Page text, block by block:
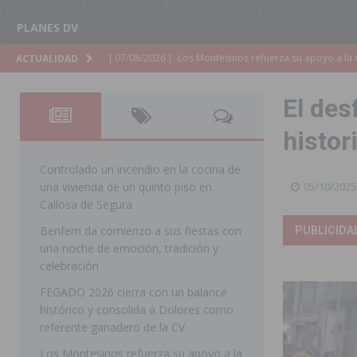
PLANES DV
ACTUALIDAD [ 07/08/2026 ] Orihuela cumple los objetivos de
[ 07/08/2026 ]
Orihuela organiza un concierto
Golf & Country Club
ORIHUELA
[ 07/08/2026 ] El Ayuntamiento de Almoradí mejora
ALMORADÍ
[ 07/08/2026 ] La Policía Nacional desarticula un
TORREVIEJA
El
05/10/2025
Controlado un incendio en la cocina de
una vivienda de un quinto piso en
Callosa de Segura
Benferri da comienzo a sus fiestas con
una noche de emoción, tradición y
celebración
FEGADO 2026 cierra con un balance
histórico y consolida a Dolores como
referente ganadero de la CV
Los Montesinos refuerza su apoyo a la